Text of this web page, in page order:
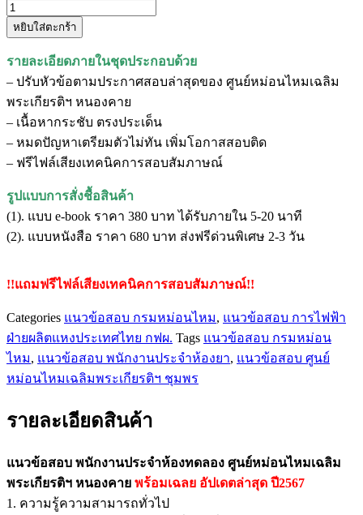
จำนวน
แนว
พนักงาน
ประจำ
ห้อง
ทดลอง
ศูนย์
หม่อน
ไหม
เฉลิม
พระ
หนองคาย
ชิ้น
หยิบใส่ตะกร้า
รายละเอียดภายในชุดประกอบด้วย
– ปรับหัวข้อตามประกาศสอบล่าสุดของ ศูนย์หม่อนไหมเฉลิม
พระเกียรติฯ หนองคาย
– เนื้อหากระชับ ตรงประเด็น
– หมดปัญหาเตรียมตัวไม่ทัน เพิ่มโอกาสสอบติด
– ฟรีไฟล์เสียงเทคนิคการสอบสัมภาษณ์
รูปแบบการสั่งชื้อสินค้า
(1). แบบ e-book ราคา 380 บาท ได้รับภายใน 5-20 นาที
(2). แบบหนังสือ ราคา 680 บาท ส่งฟรีด่วนพิเศษ 2-3 วัน
!!แถมฟรีไฟล์เสียงเทคนิคการสอบสัมภาษณ์!!
Categories แนวข้อสอบ กรมหม่อนไหม, แนวข้อสอบ การไฟฟ้า
ฝ่ายผลิตแหงประเทศไทย กฟผ. Tags แนวข้อสอบ กรมหม่อน
ไหม, แนวข้อสอบ พนักงานประจำห้องยา, แนวข้อสอบ ศูนย์
หม่อนไหมเฉลิมพระเกียรติฯ ชุมพร
รายละเอียดสินค้า
แนวข้อสอบ พนักงานประจำห้องทดลอง ศูนย์หม่อนไหมเฉลิม
พระเกียรติฯ หนองคาย พร้อมเฉลย อัปเดตล่าสุด ปี2567
1. ความรู้ความสามารถทั่วไป